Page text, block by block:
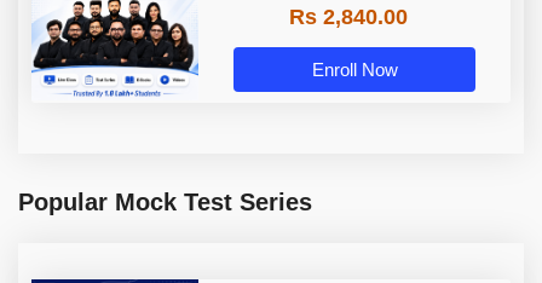
Rs 2,840.00
Enroll Now
Popular Mock Test Series